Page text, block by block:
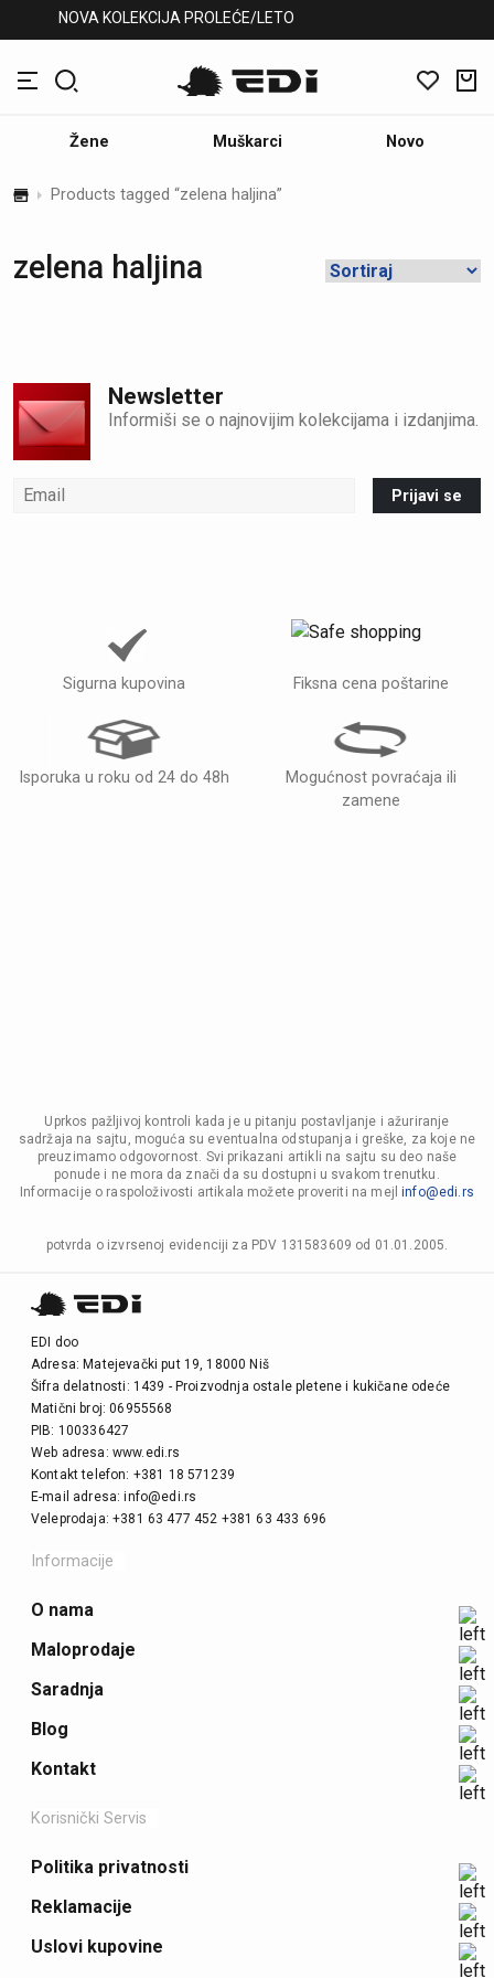
NOVA KOLEKCIJA PROLEĆE/LETO
Žene Muškarci Novo
Products tagged “zelena haljina”
zelena haljina
Newsletter
Informiši se o najnovijim kolekcijama i izdanjima.
Prijavi se
Sigurna kupovina Fiksna cena poštarine
Isporuka u roku od 24 do 48h
Mogućnost povraćaja ili
zamene
Uprkos pažljivoj kontroli kada je u pitanju postavljanje i ažuriranje
sadržaja na sajtu, moguća su eventualna odstupanja i greške, za koje ne
preuzimamo odgovornost. Svi prikazani artikli na sajtu su deo naše
ponude i ne mora da znači da su dostupni u svakom trenutku.
Informacije o raspoloživosti artikala možete proveriti na mejlinfo@edi.rs
potvrda o izvrsenoj evidenciji za PDV 131583609 od 01.01.2005.
EDI doo
Adresa: Matejevački put 19, 18000 Niš
Šifra delatnosti: 1439 - Proizvodnja ostale pletene i kukičane odeće
Matični broj: 06955568
PIB: 100336427
Web adresa: www.edi.rs
Kontakt telefon: +381 18 571239
E-mail adresa: info@edi.rs
Veleprodaja: +381 63 477 452 +381 63 433 696
Informacije
O nama
Maloprodaje
Saradnja
Blog
Kontakt
Korisnički Servis
Politika privatnosti
Reklamacije
Uslovi kupovine